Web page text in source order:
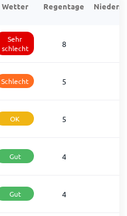
Wetter Regentage
Sehr
schlecht
8
Schlecht 5
OK 5
Gut 4
Gut 4